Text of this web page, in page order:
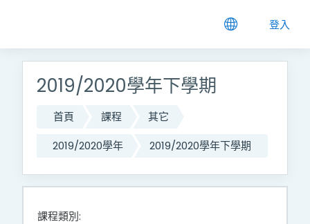
登入
2019/2020學年下學期
首頁 課程
其它
2019/2020學年
2019/2020學年下學期
課程類別: